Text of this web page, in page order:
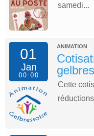
samedi...
01
Jan
00:00
ANIMATION
Cette